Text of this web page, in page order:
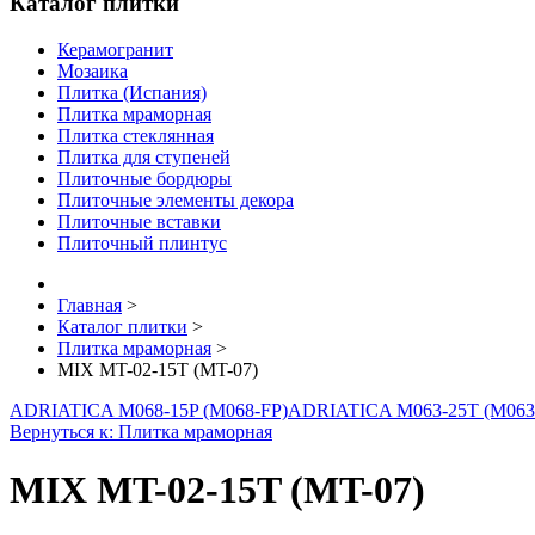
Керамогранит
Мозаика
Плитка (Испания)
Плитка мраморная
Плитка стеклянная
Плитка для ступеней
Плиточные бордюры
Плиточные элементы декора
Плиточные вставки
Плиточный плинтус
Главная >
Каталог плитки >
Плитка мраморная >
MIX MT-02-15T (MT-07)
ADRIATICA M068-15P (M068-FP)ADRIATICA M063-25T
Вернуться к: Плитка мраморная
MIX MT-02-15T (MT-07)